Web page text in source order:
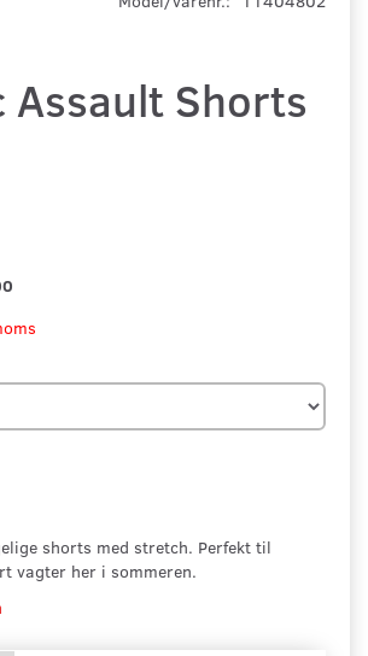
Assault Shorts
shorts med stretch. Perfekt til
vagter her i sommeren.